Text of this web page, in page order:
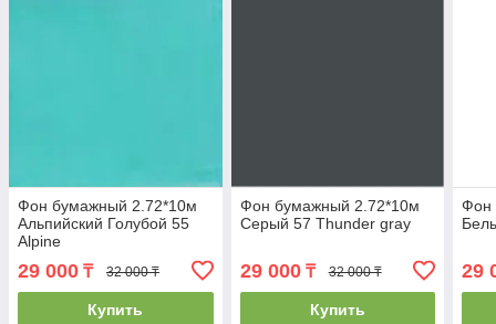
Фон бумажный 2.72*10м
Альпийский Голубой 55
Alpine
29 000 ₸ 32 000 ₸
Купить
Фон бумажный 2.72*10м
Серый 57 Thunder gray
29 000₸ 32 000 ₸
Купить
Фон
29